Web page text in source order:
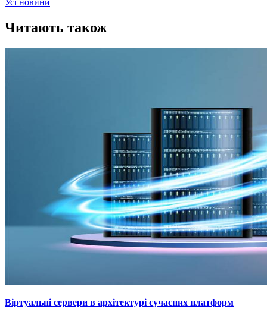
Читають також
Віртуальні сервери в архітектурі сучасних платформ